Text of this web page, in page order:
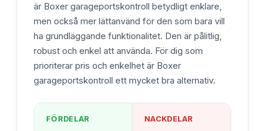
är Boxer garageportskontroll betydligt enklare,
men också mer lättanvänd för den som bara vill
ha grundläggande funktionalitet. Den är pålitlig,
robust och enkel att använda. För dig som
prioriterar pris och enkelhet är Boxer
garageportskontroll ett mycket bra alternativ.
FÖRDELAR NACKDELAR